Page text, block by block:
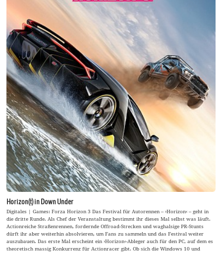
Horizon(t) in Down Under
Digitales | Games: Forza Horizon 3 Das Festival für Autorennen – ›Horizon‹ – geht in
die dritte Runde. Als Chef der Veranstaltung bestimmt ihr dieses Mal selbst was läuft.
Actionreiche Straßenrennen, fordernde Offroad-Strecken und waghalsige PR-Stunts
dürft ihr aber weiterhin absolvieren, um Fans zu sammeln und das Festival weiter
auszubauen. Das erste Mal erscheint ein ›Horizon‹-Ableger auch für den PC, auf dem es
theoretisch massig Konkurrenz für Actionracer gibt. Ob sich die Windows 10 und